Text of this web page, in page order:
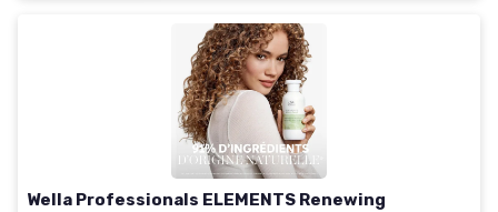
Wella Professionals ELEMENTS Renewing